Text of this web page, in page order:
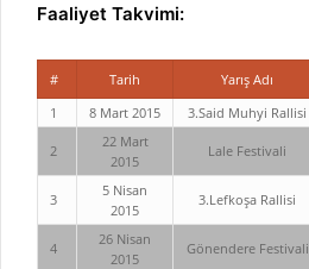
Faaliyet Takvimi:
# Tarih Yarış Adı
1
8 Mart 2015 3.Said Muhyi Rallisi
2
22 Mart
2015
Lale Festivali
3
5 Nisan
2015
3.Lefkoşa Rallisi
4
26 Nisan
2015
Gönendere Festivali